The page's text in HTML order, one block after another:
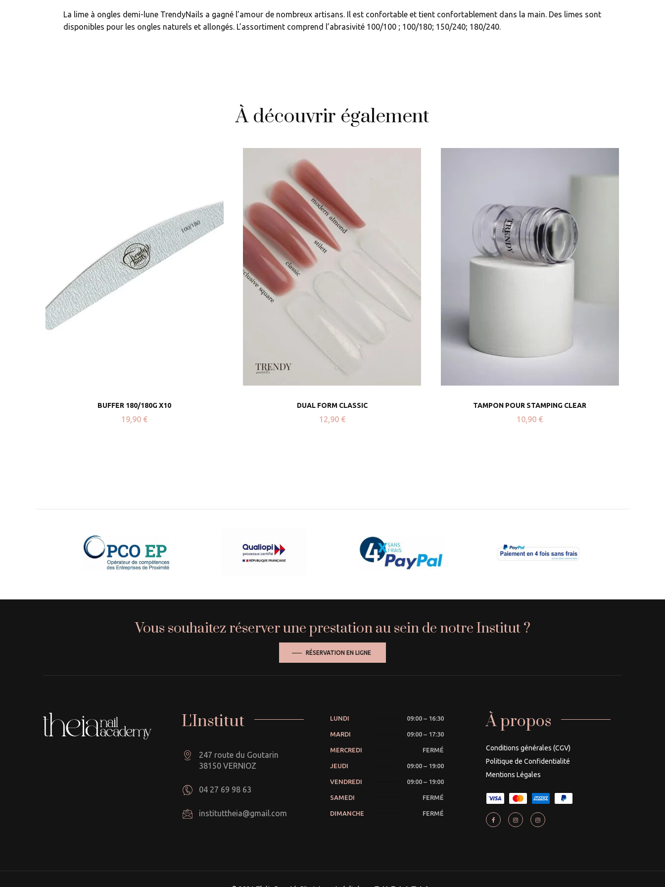
La lime à ongles demi-lune TrendyNails a gagné l’amour de nombreux artisans. Il est confortable et tient confortablement dans la main. Des limes sont
disponibles pour les ongles naturels et allongés. L’assortiment comprend l’abrasivité 100/100 ; 100/180; 150/240; 180/240.
À découvrir également
BUFFER 180/180G X10
19,90 €
DUAL FORM CLASSIC
12,90 €
TAMPON POUR STAMPING CLEAR
10,90 €
Vous souhaitez réserver une prestation au sein de notre Institut ?
RÉSERVATION EN LIGNE
L'Institut
247 route du Goutarin
38150 VERNIOZ
04 27 69 98 63
instituttheia@gmail.com
LUNDI 09:00 – 16:30
MARDI 09:00 – 17:30
MERCREDI FERMÉ
JEUDI 09:00 – 19:00
VENDREDI 09:00 – 19:00
SAMEDI FERMÉ
DIMANCHE FERMÉ
À propos
Conditions générales (CGV)
Politique de Confidentialité
Mentions Légales